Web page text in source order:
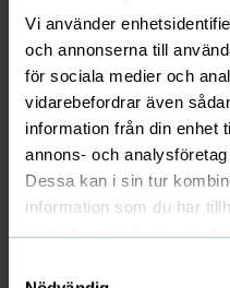
Vi använder
och annonserna till
för sociala medier och
vidarebefordrar även
information från din enhet
annons- och
Dessa kan i sin tur
information som du har
samlat in när du har
Newbody